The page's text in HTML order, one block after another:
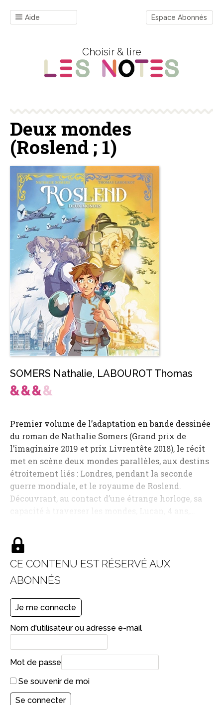
Aide Espace Abonnés
Choisir & lire
Deux mondes
(Roslend ; 1)
SOMERS Nathalie, LABOUROT Thomas
Premier volume de l’adaptation en bande dessinée
du roman de Nathalie Somers (Grand prix de
l’imaginaire 2019 et prix Livrentête 2018), le récit
met en scène deux mondes parallèles, aux destins
étroitement liés : Londres, pendant la seconde
guerre mondiale, et le royaume de Roslend.
Découvrant, au contact d’une étrange horloge, sa
capacité à traverser les mondes, Lucan, 4 ans,…
CE CONTENU EST RÉSERVÉ AUX
ABONNÉS
Je me connecte
Nom d'utilisateur ou adresse e-mail
Mot de passe
Se souvenir de moi